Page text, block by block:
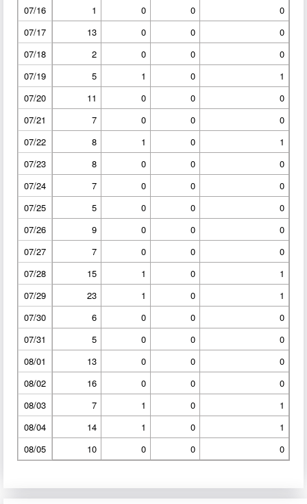
07/16
1 0 0
0
07/17
13 0 0
0
07/18
2 0 0
0
07/19
5 1 0
1
07/20
11 0 0
0
07/21
7 0 0
0
07/22
8 1 0
1
07/23
8 0 0
0
07/24
7 0 0
0
07/25
5 0 0
0
07/26
9 0 0
0
07/27
7 0 0
0
07/28
15 1 0
1
07/29
23 1 0
1
07/30
6 0 0
0
07/31
5 0 0
0
08/01
13 0 0
0
08/02
16 0 0
0
08/03
7 1 0
1
08/04
14 1 0
1
08/05
10 0 0 0